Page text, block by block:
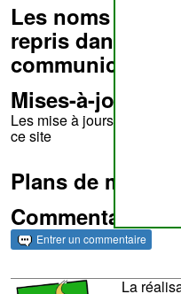
Les noms et
repris dans le
communications
Mises-à-jour
Les mise à jours de l'atlas
ce site
Plans de
Commentaires et
Entrer un commentaire
La